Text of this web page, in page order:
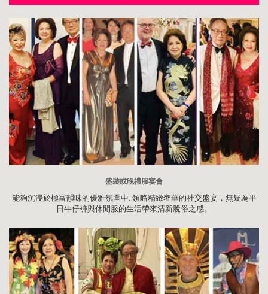
盛裝或晚禮服宴會
能夠沉浸於極富韻味的優雅氛圍中, 領略精緻奢華的社交盛宴，無疑為平
日牛仔褲與休閒服的生活帶來清新脫俗之感。